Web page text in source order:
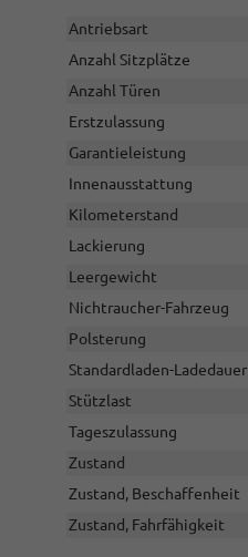
Antriebsart
Anzahl Sitzplätze
Anzahl Türen
Erstzulassung
Garantieleistung
Innenausstattung
Kilometerstand
Lackierung
Leergewicht
Nichtraucher-Fahrzeug
Polsterung
Standardladen-Ladedauer
Stützlast
Tageszulassung
Zustand
Zustand, Beschaffenheit
Zustand, Fahrfähigkeit